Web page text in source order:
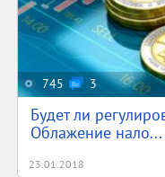
745 3
Будет ли
Облажение нало...
23.01.2018